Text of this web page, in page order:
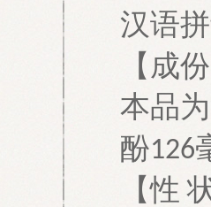
汉语
【成
本品
酚126
【性